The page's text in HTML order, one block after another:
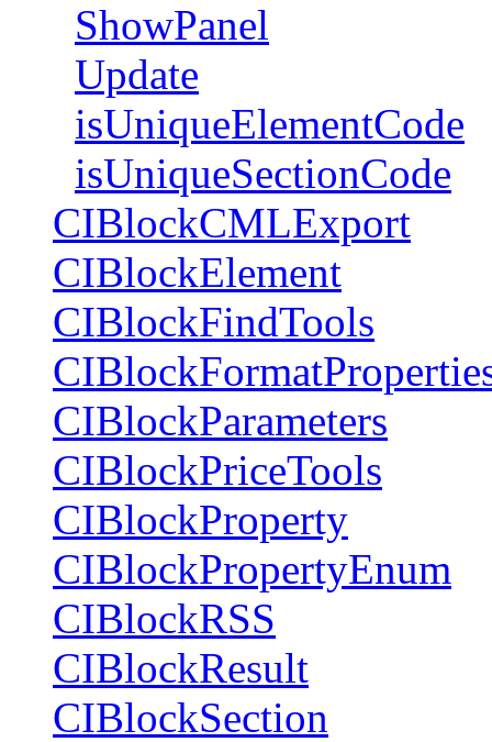
ShowPanel
Update
isUniqueElementCode
isUniqueSectionCode
CIBlockCMLExport
CIBlockElement
CIBlockFindTools
CIBlockParameters
CIBlockPriceTools
CIBlockProperty
CIBlockPropertyEnum
CIBlockRSS
CIBlockResult
CIBlockSection